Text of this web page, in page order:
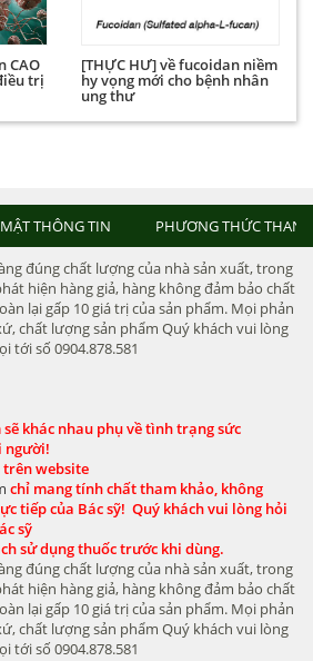
CAO
trị
[THỰC HƯ] về fucoidan niềm
hy vọng mới cho bệnh nhân
ung thư
THÔNG TIN PHƯƠNG THỨC
đúng chất lượng của nhà sản xuất, trong
hiện hàng giả, hàng không đảm bảo chất
lại gấp 10 giá trị của sản phẩm. Mọi phản
chất lượng sản phẩm Quý khách vui lòng
tới số 0904.878.581
khác nhau phụ về tình trạng sức
người!
website
chỉ mang tính chất tham khảo, không
tiếp của Bác sỹ! Quý khách vui lòng hỏi
sỹ
sử dụng thuốc trước khi dùng.
đúng chất lượng của nhà sản xuất, trong
hiện hàng giả, hàng không đảm bảo chất
lại gấp 10 giá trị của sản phẩm. Mọi phản
chất lượng sản phẩm Quý khách vui lòng
tới số 0904.878.581